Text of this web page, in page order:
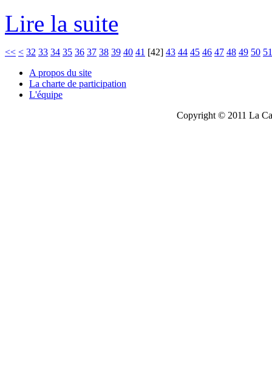
Lire la suite
<< < 32 33 34 35 36 37 38 39 40 41 [42] 43 44 45 46 47 48 49 50 51
A propos du site
La charte de participation
L'équipe
Copyright © 2011 La